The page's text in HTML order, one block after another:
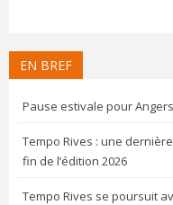
EN BREF
Pause estivale pour
Tempo Rives : une
fin de l’édition 2026
Tempo Rives se poursuit